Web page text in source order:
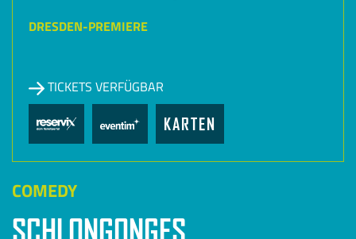
DRESDEN-PREMIERE
TICKETS VERFÜGBAR
KARTEN
COMEDY
SCHLONGONGES